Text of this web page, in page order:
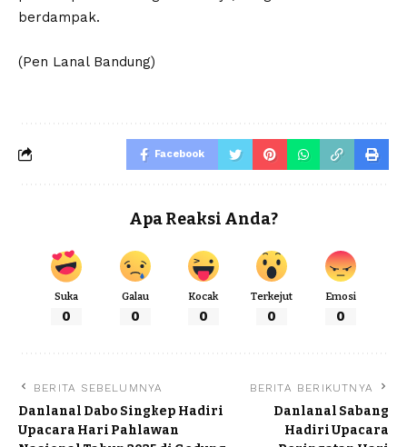
berdampak.
(Pen Lanal Bandung)
Facebook
Apa Reaksi Anda?
Suka
0
Galau
0
Kocak
0
Terkejut
0
Emosi
0
BERITA SEBELUMNYA
Danlanal Dabo Singkep Hadiri
Upacara Hari Pahlawan
BERITA BERIKUTNYA
Danlanal Sabang
Hadiri Upacara